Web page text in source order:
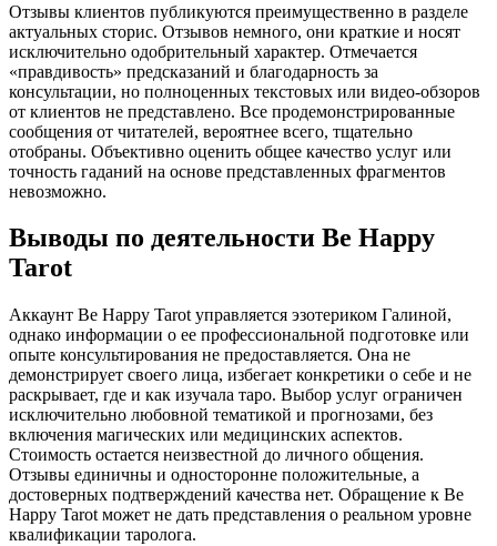
Отзывы клиентов публикуются преимущественно в разделе
актуальных сторис. Отзывов немного, они краткие и носят
исключительно одобрительный характер. Отмечается
«правдивость» предсказаний и благодарность за
консультации, но полноценных текстовых или видео-обзоров
от клиентов не представлено. Все продемонстрированные
сообщения от читателей, вероятнее всего, тщательно
отобраны. Объективно оценить общее качество услуг или
точность гаданий на основе представленных фрагментов
невозможно.
Выводы по деятельности Be Happy
Tarot
Аккаунт Be Happy Tarot управляется эзотериком Галиной,
однако информации о ее профессиональной подготовке или
опыте консультирования не предоставляется. Она не
демонстрирует своего лица, избегает конкретики о себе и не
раскрывает, где и как изучала таро. Выбор услуг ограничен
исключительно любовной тематикой и прогнозами, без
включения магических или медицинских аспектов.
Стоимость остается неизвестной до личного общения.
Отзывы единичны и односторонне положительные, а
достоверных подтверждений качества нет. Обращение к Be
Happy Tarot может не дать представления о реальном уровне
квалификации таролога.